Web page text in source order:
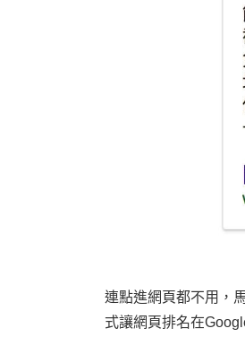
連點進網頁都不用，
式讓網頁排名在